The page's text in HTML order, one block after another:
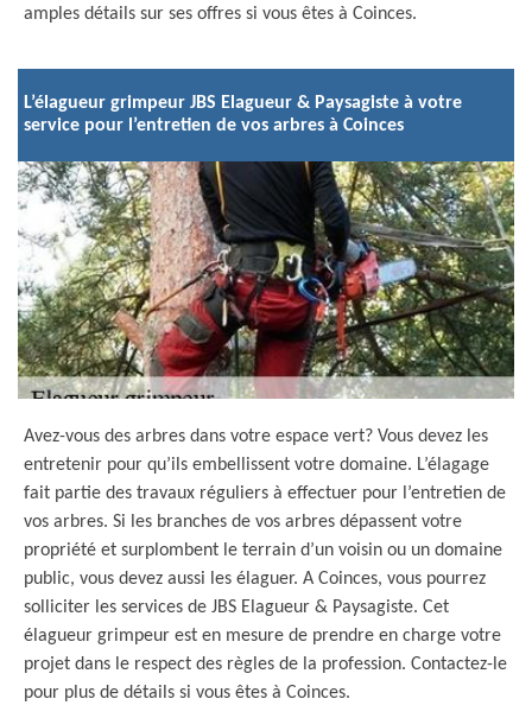
amples détails sur ses offres si vous êtes à Coinces.
L’élagueur grimpeur JBS Elagueur & Paysagiste à votre
service pour l’entretien de vos arbres à Coinces
Avez-vous des arbres dans votre espace vert? Vous devez les
entretenir pour qu’ils embellissent votre domaine. L’élagage
fait partie des travaux réguliers à effectuer pour l’entretien de
vos arbres. Si les branches de vos arbres dépassent votre
propriété et surplombent le terrain d’un voisin ou un domaine
public, vous devez aussi les élaguer. A Coinces, vous pourrez
solliciter les services de JBS Elagueur & Paysagiste. Cet
élagueur grimpeur est en mesure de prendre en charge votre
projet dans le respect des règles de la profession. Contactez-le
pour plus de détails si vous êtes à Coinces.